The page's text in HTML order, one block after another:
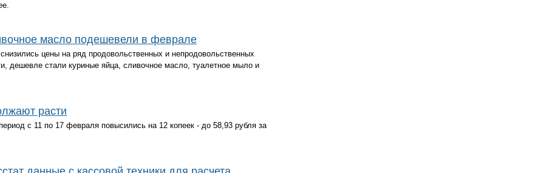
масло подешевели в феврале
цены на ряд продовольственных и непродовольственных
дешевле стали куриные яйца, сливочное масло, туалетное мыло и
расти
с 11 по 17 февраля повысились на 12 копеек - до 58,93 рубля за